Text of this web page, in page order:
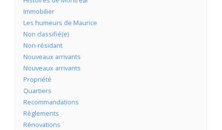
Immobilier
Les humeurs de Maurice
Non classifié(e)
Non-résidant
Nouveaux arrivants
Nouveaux arrivants
Propriété
Quartiers
Recommandations
Règlements
Rénovations